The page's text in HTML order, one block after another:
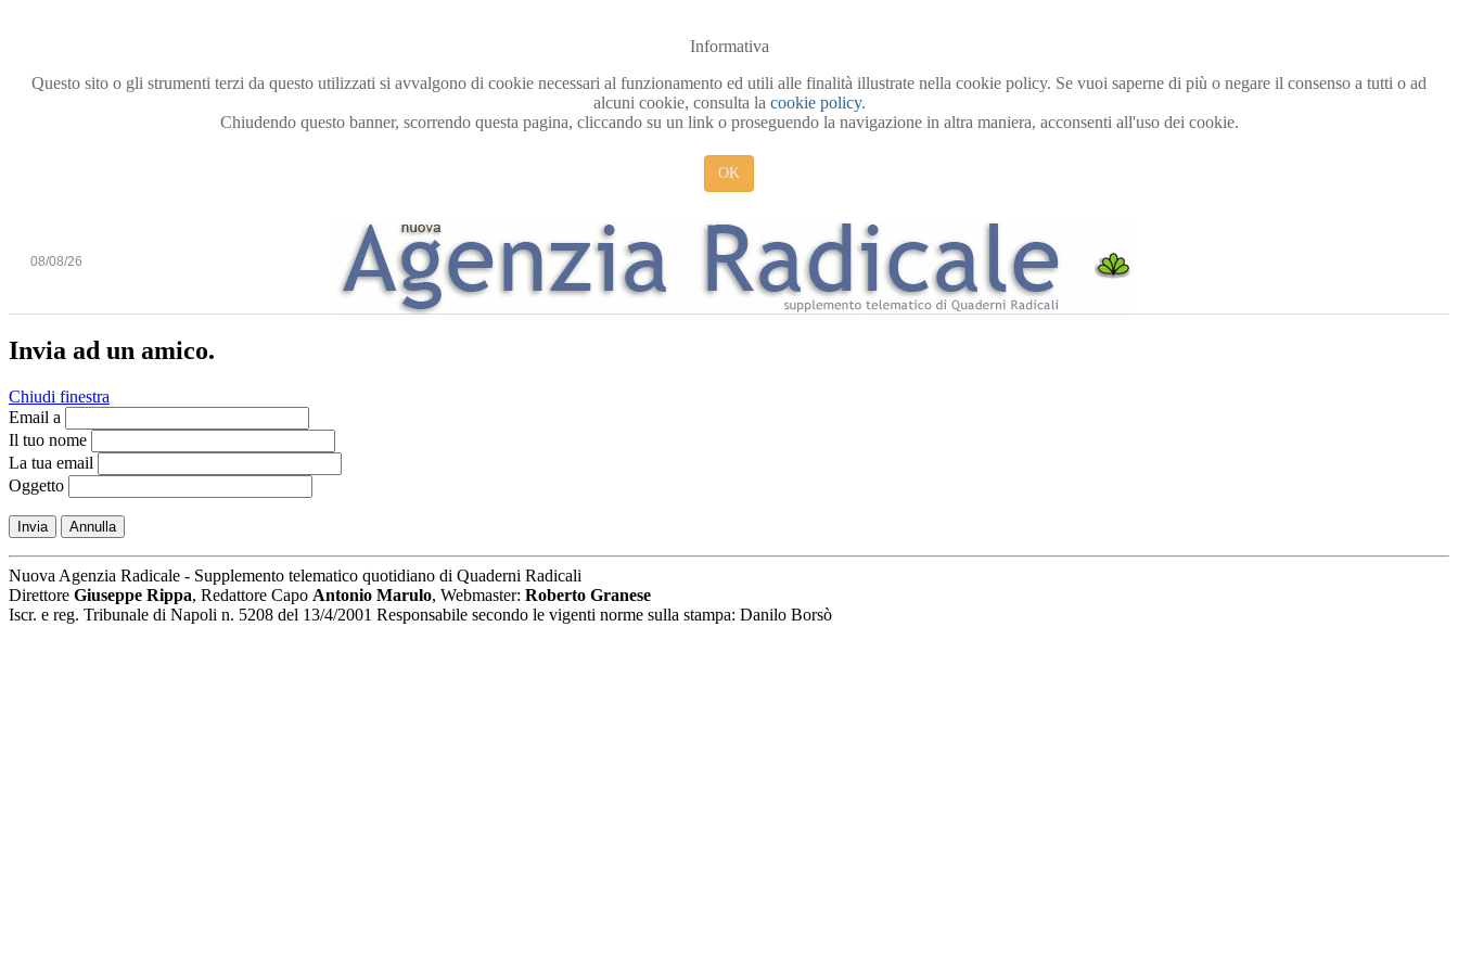
Informativa
Questo sito o gli strumenti terzi da questo utilizzati si avvalgono di cookie necessari al funzionamento ed utili alle finalità illustrate nella cookie policy. Se vuoi saperne di più o negare il consenso a tutti o ad
alcuni cookie, consulta la cookie policy.
Chiudendo questo banner, scorrendo questa pagina, cliccando su un link o proseguendo la navigazione in altra maniera, acconsenti all'uso dei cookie.
OK
08/08/26
Invia ad un amico.
Chiudi finestra
Email a
Il tuo nome
La tua email
Oggetto
Invia Annulla
Nuova Agenzia Radicale - Supplemento telematico quotidiano di Quaderni Radicali
Direttore Giuseppe Rippa, Redattore Capo Antonio Marulo, Webmaster: Roberto Granese
Iscr. e reg. Tribunale di Napoli n. 5208 del 13/4/2001 Responsabile secondo le vigenti norme sulla stampa: Danilo Borsò